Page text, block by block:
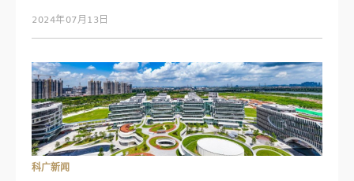
2024年07月13日
科广新闻